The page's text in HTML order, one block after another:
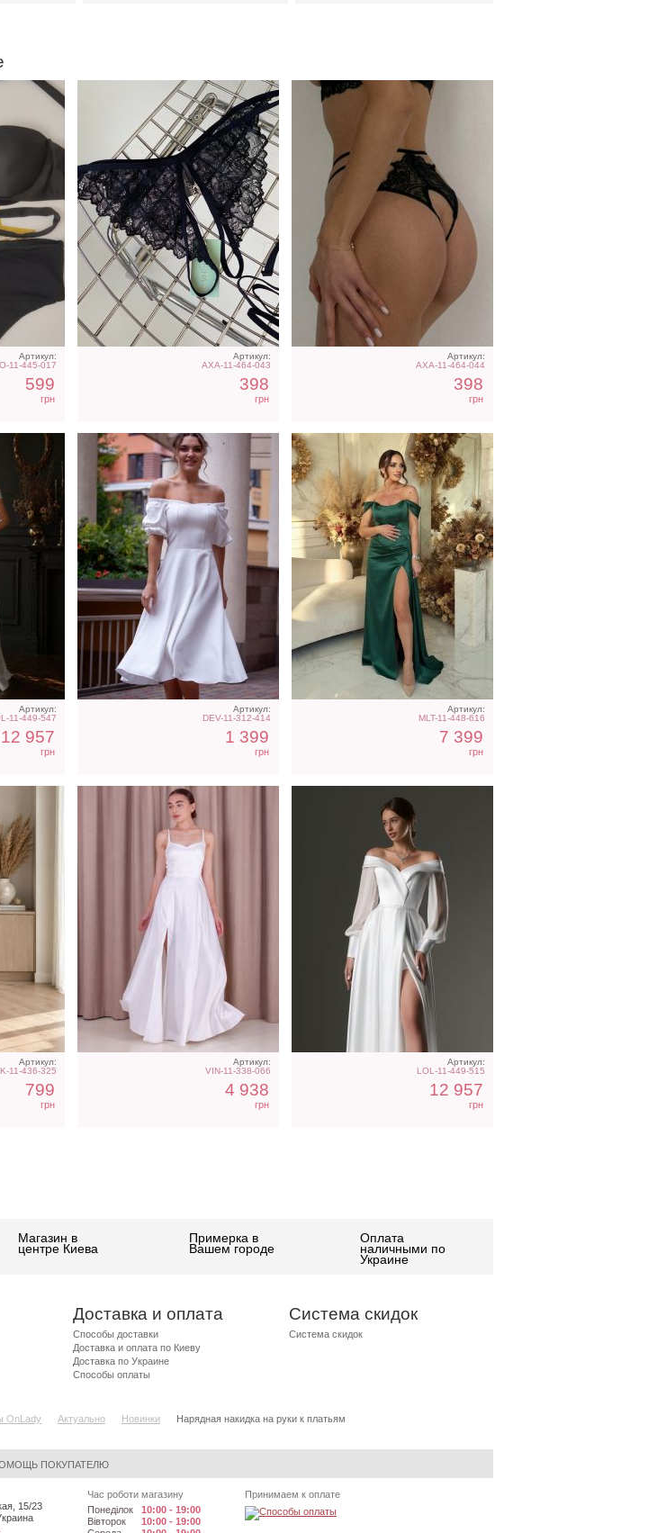
Артикул:
11-445-017
599
грн
Артикул:
AXA-11-464-043
398
грн
Артикул:
AXA-11-464-044
398
грн
Артикул:
11-449-547
12 957
грн
Коктейльное классическое
белое платье миди длины
Артикул:
DEV-11-312-414
1 399
грн
Вечернее нарядное
корсетное платье зеленого
цвета
Артикул:
MLT-11-448-616
7 399
грн
брюки
Артикул:
11-436-325
799
грн
Атласное длинное платье
на бретелях в белом цвете
Артикул:
VIN-11-338-066
4 938
грн
Свадебное длинное
атласное платье с
корсетом и рукавом
Артикул:
LOL-11-449-515
12 957
грн
Магазин в
центре Киева
Примерка в
Вашем городе
Оплата
наличными по
Украине
Доставка и оплата
Способы доставки
Доставка и оплата по Киеву
Доставка по Украине
Способы оплаты
Система скидок
Система скидок
OnLady Актуально Новинки Нарядная накидка на руки к платьям
ПОКУПАТЕЛЮ
15/23
Час роботи магазину
Понеділок
10:00 - 19:00
Вівторок
10:00 - 19:00
Принимаем к оплате